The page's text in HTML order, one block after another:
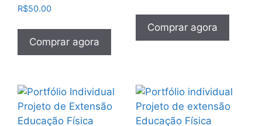
R$50.00
Comprar agora
Comprar agora